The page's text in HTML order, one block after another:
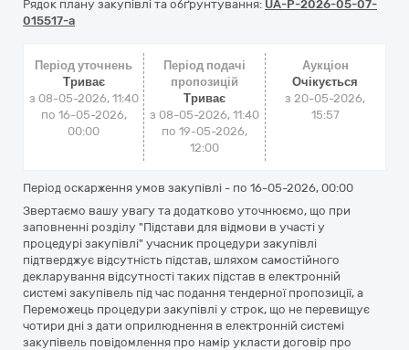
Рядок плану закупівлі та обґрунтування: UA-P-2026-05-07-
015517-a
Період уточнень
Триває
з 08-05-2026, 11:40
по 16-05-2026,
00:00
Період подачі
пропозицій
Триває
з 08-05-2026, 11:40
по 19-05-2026,
12:00
Аукціон
Очікується
з20-05-2026,
15:57
Період оскарження умов закупівлі - по 16-05-2026, 00:00
Звертаємо вашу увагу та додатково уточнюємо, що при
заповненні розділу "Підстави для відмови в участі у
процедурі закупівлі" учасник процедури закупівлі
підтверджує відсутність підстав, шляхом самостійного
декларування відсутності таких підстав в електронній
системі закупівель під час подання тендерної пропозиції, а
Переможець процедури закупівлі у строк, що не перевищує
чотири дні з дати оприлюднення в електронній системі
закупівель повідомлення про намір укласти договір про